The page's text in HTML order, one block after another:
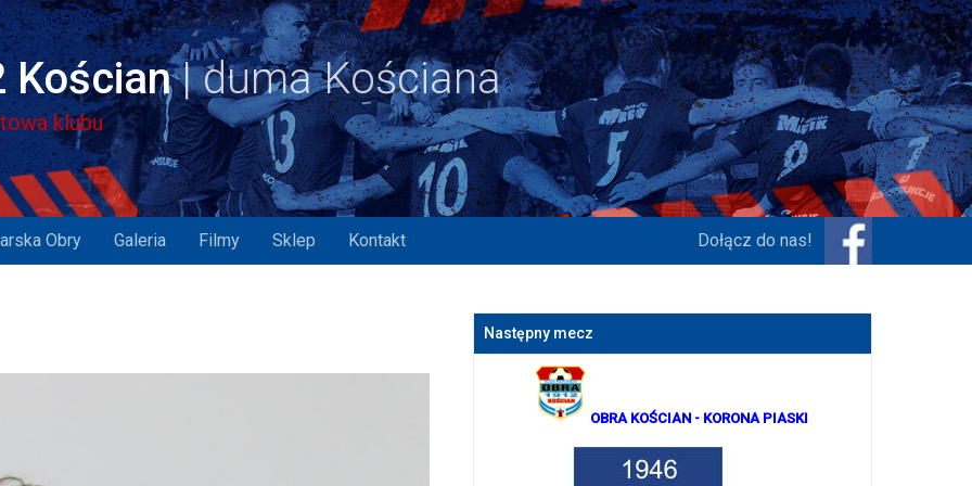
Kościan
klubu
Obry Galeria Filmy Sklep Kontakt Dołącz do nas!
Następny mecz
OBRA KOŚCIAN - KORONA PIASKI